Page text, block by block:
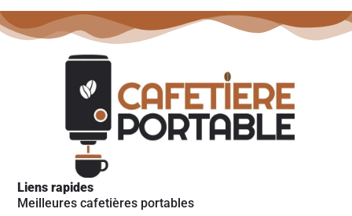
Liens rapides
Meilleures cafetières portables